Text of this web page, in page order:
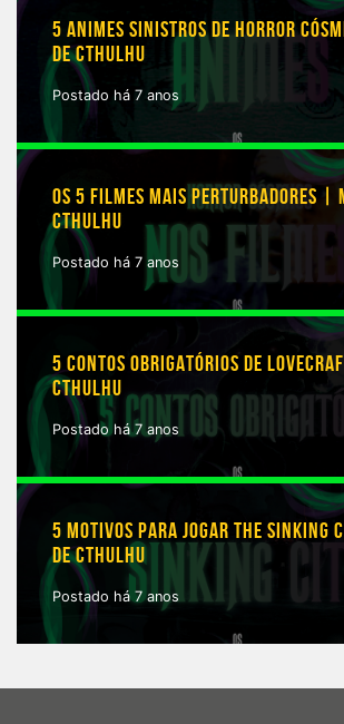
5 ANIMES SINISTROS DE HORROR
DE CTHULHU
Postado há 7 anos
OS 5 FILMES MAIS PERTURBADORES |
CTHULHU
Postado há 7 anos
5 CONTOS OBRIGATÓRIOS DE
CTHULHU
Postado há 7 anos
5 MOTIVOS PARA JOGAR THE SINKING
DE CTHULHU
Postado há 7 anos